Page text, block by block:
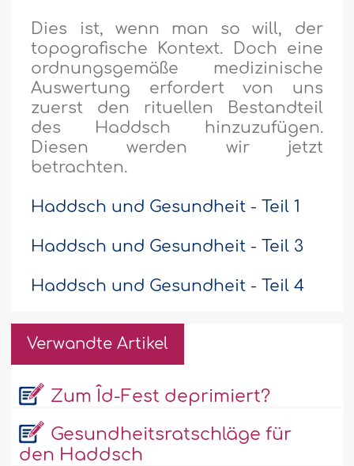
Dies ist, wenn man so will, der
topografische Kontext. Doch eine
ordnungsgemäße medizinische
Auswertung erfordert von uns
zuerst den rituellen Bestandteil
des Haddsch hinzuzufügen.
Diesen werden wir jetzt
betrachten.
Haddsch und Gesundheit - Teil 1
Haddsch und Gesundheit - Teil 3
Haddsch und Gesundheit - Teil 4
Verwandte Artikel
Zum Îd-Fest deprimiert?
Gesundheitsratschläge für
den Haddsch